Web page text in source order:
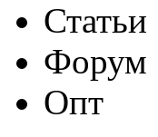
Статьи
Форум
Опт